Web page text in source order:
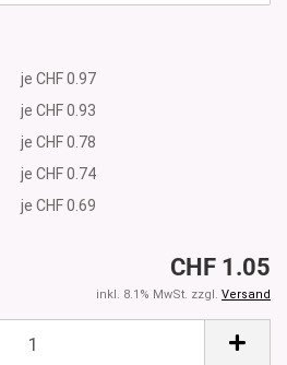
je CHF 0.97
je CHF 0.93
je CHF 0.78
je CHF 0.74
je CHF 0.69
CHF 1.05
inkl. 8.1% MwSt. zzgl. Versand